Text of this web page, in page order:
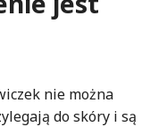
nie można
do skóry i są